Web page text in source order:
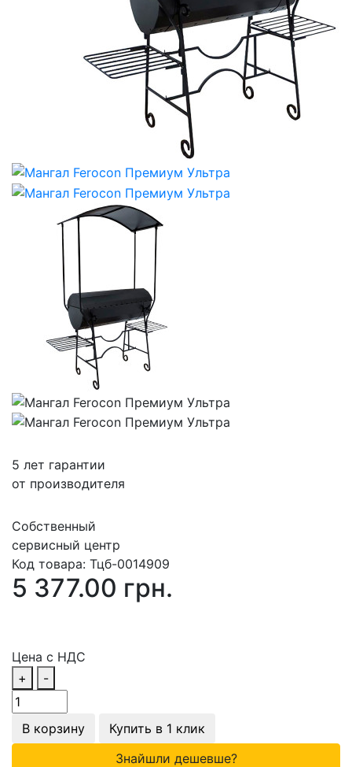
5 лет гарантии
от производителя
Собственный
сервисный центр
Код товара: Тцб-0014909
5 377.00 грн.
Цена с НДС
+
-
В корзину
Купить в 1 клик
Знайшли дешевше?